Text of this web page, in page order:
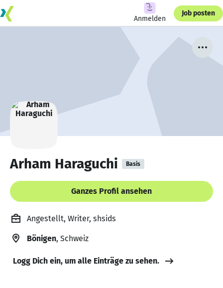
Anmelden
Job posten
Arham Haraguchi Basis
Ganzes Profil ansehen
Angestellt, Writer, shsids
Bönigen, Schweiz
Logg Dich ein, um alle Einträge zu sehen.